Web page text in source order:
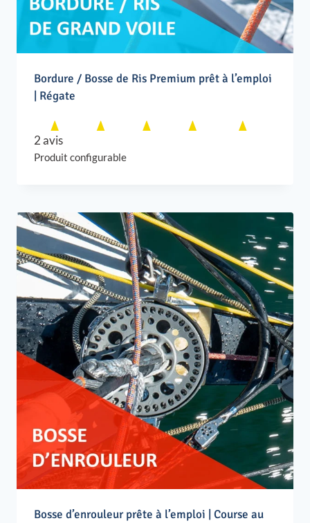
Bordure / Bosse de Ris Premium prêt à l’emploi
| Régate
2 avis
Produit configurable
Bosse d’enrouleur prête à l’emploi | Course au